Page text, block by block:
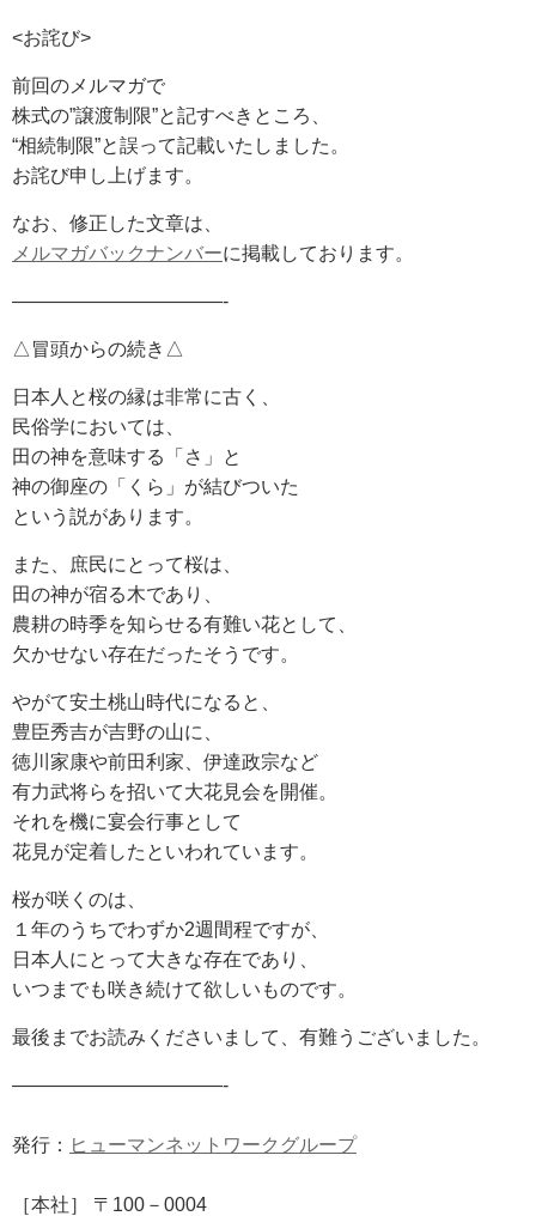
<お詫び>
前回のメルマガで
株式の”譲渡制限”と記すべきところ、
“相続制限”と誤って記載いたしました。
お詫び申し上げます。
なお、修正した文章は、
メルマガバックナンバーに掲載しております。
———————————-
△冒頭からの続き△
日本人と桜の縁は非常に古く、
民俗学においては、
田の神を意味する「さ」と
神の御座の「くら」が結びついた
という説があります。
また、庶民にとって桜は、
田の神が宿る木であり、
農耕の時季を知らせる有難い花として、
欠かせない存在だったそうです。
やがて安土桃山時代になると、
豊臣秀吉が吉野の山に、
徳川家康や前田利家、伊達政宗など
有力武将らを招いて大花見会を開催。
それを機に宴会行事として
花見が定着したといわれています。
桜が咲くのは、
１年のうちでわずか2週間程ですが、
日本人にとって大きな存在であり、
いつまでも咲き続けて欲しいものです。
最後までお読みくださいまして、有難うございました。
———————————-
発行： ヒューマンネットワークグループ
［本社］ 〒100－0004